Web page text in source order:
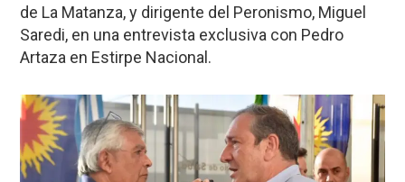
de La Matanza, y dirigente del Peronismo, Miguel
Saredi, en una entrevista exclusiva con Pedro
Artaza en Estirpe Nacional.